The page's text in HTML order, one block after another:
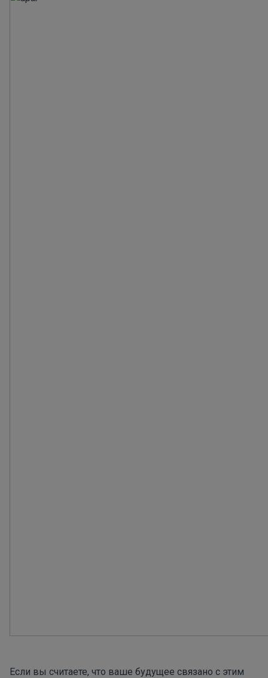
Если вы считаете, что ваше будущее связано с этим